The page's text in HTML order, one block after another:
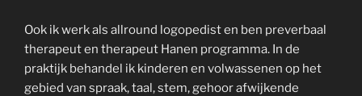
Ook ik werk als allround logopedist en ben preverbaal
therapeut en therapeut Hanen programma. In de
praktijk behandel ik kinderen en volwassenen op het
gebied van spraak, taal, stem, gehoor afwijkende